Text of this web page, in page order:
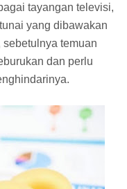
tayangan televisi,
yang dibawakan
temuan
dan perlu